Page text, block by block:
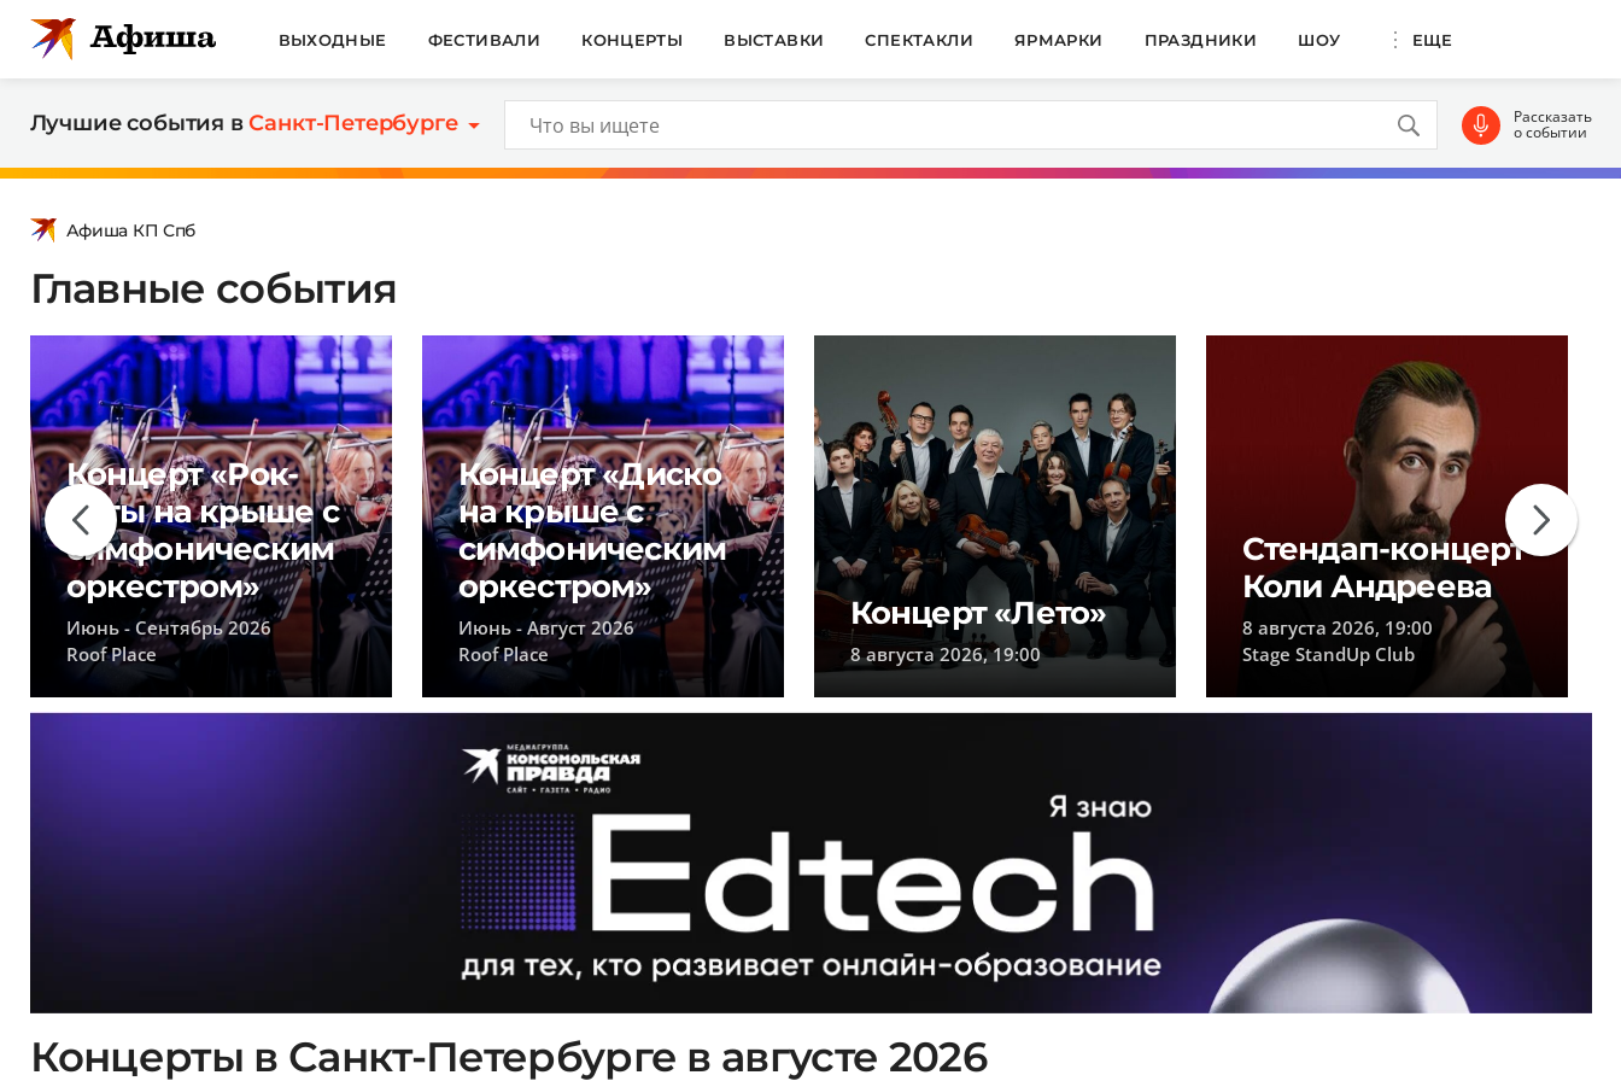
ВЫХОДНЫЕ ФЕСТИВАЛИ КОНЦЕРТЫ ВЫСТАВКИ СПЕКТАКЛИ ЯРМАРКИ ПРАЗДНИКИ ШОУ ЕЩЕ
Лучшие события вСанкт-Петербурге Рассказать
о событии
Афиша КП Спб
Главные события
Концерт «Рок-
хиты на крыше с
симфоническим
оркестром»
Июнь - Сентябрь 2026
Roof Place
Концерт «Диско
на крыше с
симфоническим
оркестром»
Июнь - Август 2026
Roof Place
Концерт «Лето»
8 августа 2026, 19:00
Стендап-концерт
Коли Андреева
8 августа 2026, 19:00
Stage StandUp Club
Концерты в Санкт-Петербурге в августе 2026